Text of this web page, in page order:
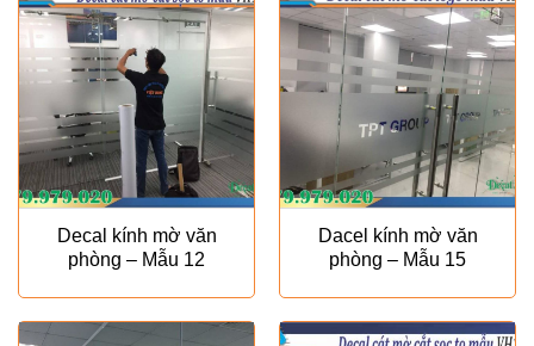
Decal kính mờ văn
phòng – Mẫu 12
Dacel kính mờ văn
phòng – Mẫu 15